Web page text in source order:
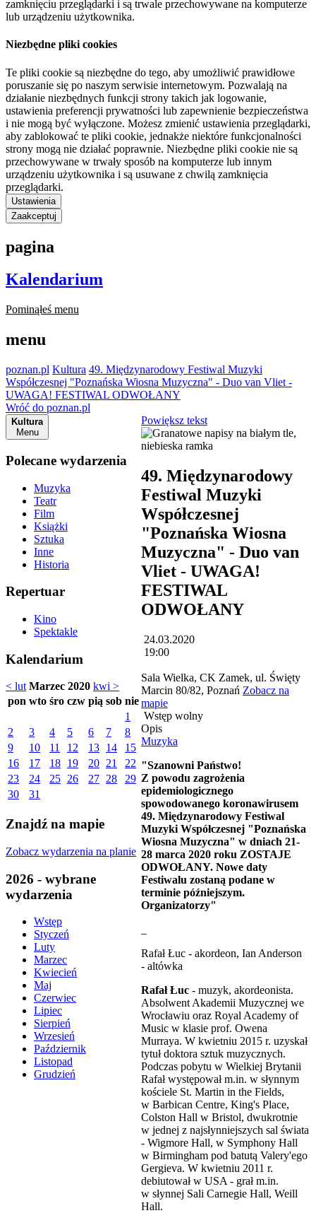
zamknięciu przeglądarki i są trwale przechowywane na komputerze
lub urządzeniu użytkownika.
Niezbędne pliki cookies
Te pliki cookie są niezbędne do tego, aby umożliwić prawidłowe
poruszanie się po naszym serwisie internetowym. Pozwalają na
działanie niezbędnych funkcji strony takich jak logowanie,
ustawienia preferencji prywatności lub zapewnienie bezpieczeństwa
i nie mogą być wyłączone. Możesz zmienić ustawienia przeglądarki,
aby zablokować te pliki cookie, jednakże niektóre funkcjonalności
strony mogą nie działać poprawnie. Niezbędne pliki cookie nie są
przechowywane w trwały sposób na komputerze lub innym
urządzeniu użytkownika i są usuwane z chwilą zamknięcia
przeglądarki.
Ustawienia
Zaakceptuj
pagina
Kalendarium
Pominąłeś menu
menu
poznan.pl Kultura 49. Międzynarodowy Festiwal Muzyki
Współczesnej "Poznańska Wiosna Muzyczna" - Duo van Vliet -
UWAGA! FESTIWAL ODWOŁANY
Wróć do poznan.pl
Kultura
Menu
Polecane wydarzenia
Muzyka
Teatr
Film
Książki
Sztuka
Inne
Historia
Repertuar
Kino
Spektakle
Kalendarium
< lut Marzec 2020 kwi >
pon wto śro czw pią sob nie
1
2
3 4 5 6 7
8
9
10 11 12 13 14
15
16
17 18 19 20 21
22
23
24 25 26 27 28
29
30
31
Znajdź na mapie
Zobacz wydarzenia na planie
2026 - wybrane
wydarzenia
Wstęp
Styczeń
Luty
Marzec
Kwiecień
Maj
Czerwiec
Lipiec
Sierpień
Wrzesień
Październik
Listopad
Grudzień
Powiększ tekst
49. Międzynarodowy
Festiwal Muzyki
Współczesnej
"Poznańska Wiosna
Muzyczna" - Duo van
Vliet - UWAGA!
FESTIWAL
ODWOŁANY
24.03.2020
19:00
Sala Wielka, CK Zamek, ul. Święty
Marcin 80/82, Poznań Zobacz na
mapie
Wstęp wolny
Opis
Muzyka
"Szanowni Państwo!
Z powodu zagrożenia
epidemiologicznego
spowodowanego koronawirusem
49. Międzynarodowy Festiwal
Muzyki Współczesnej "Poznańska
Wiosna Muzyczna" w dniach 21-
28 marca 2020 roku ZOSTAJE
ODWOŁANY. Nowe daty
Festiwalu zostaną podane w
terminie późniejszym.
Organizatorzy"
Rafał Łuc - akordeon, Ian Anderson
- altówka
Rafał Łuc - muzyk, akordeonista.
Absolwent Akademii Muzycznej we
Wrocławiu oraz Royal Academy of
Music w klasie prof. Owena
Murraya. W kwietniu 2015 r. uzyskał
tytuł doktora sztuk muzycznych.
Podczas pobytu w Wielkiej Brytanii
Rafał występował m.in. w słynnym
kościele St. Martin in the Fields,
w Barbican Centre, King's Place,
Colston Hall w Bristol, dwukrotnie
w jednej z najsłynniejszych sal świata
- Wigmore Hall, w Symphony Hall
w Birmingham pod batutą Valery'ego
Gergieva. W kwietniu 2011 r.
debiutował w USA - grał m.in.
w słynnej Sali Carnegie Hall, Weill
Hall.